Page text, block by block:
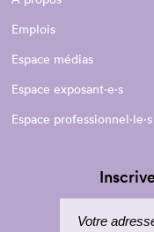
Emplois
Espace médias
Espace exposant·e⋅s
Espace professionnel·le⋅s